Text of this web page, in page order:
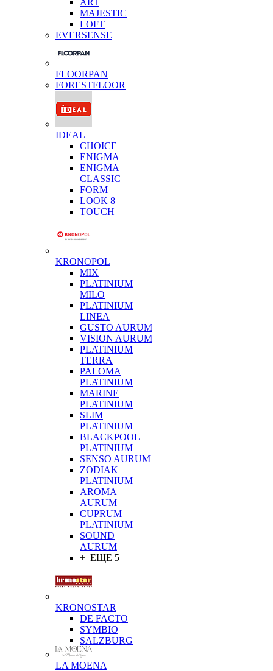
ART
MAJESTIC
LOFT
EVERSENSE
FLOORPAN
FORESTFLOOR
IDEAL
CHOICE
ENIGMA
ENIGMA
CLASSIC
FORM
LOOK 8
TOUCH
KRONOPOL
MIX
PLATINIUM
MILO
PLATINIUM
LINEA
GUSTO AURUM
VISION AURUM
PLATINIUM
TERRA
PALOMA
PLATINIUM
MARINE
PLATINIUM
SLIM
PLATINIUM
BLACKPOOL
PLATINIUM
SENSO AURUM
ZODIAK
PLATINIUM
AROMA
AURUM
CUPRUM
PLATINIUM
SOUND
AURUM
+ ЕЩЕ 5
KRONOSTAR
DE FACTO
SYMBIO
SALZBURG
LA MOENA